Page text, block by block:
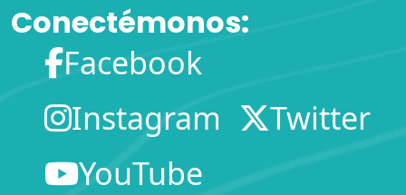
Conectémonos:
Facebook
Instagram
Twitter
YouTube